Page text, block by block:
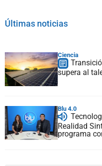
Últimas noticias
Ciencia
supera al
Blu 4.0
Realidad
programa